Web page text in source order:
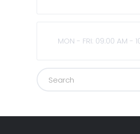
MON - FRI: 09:00 AM -